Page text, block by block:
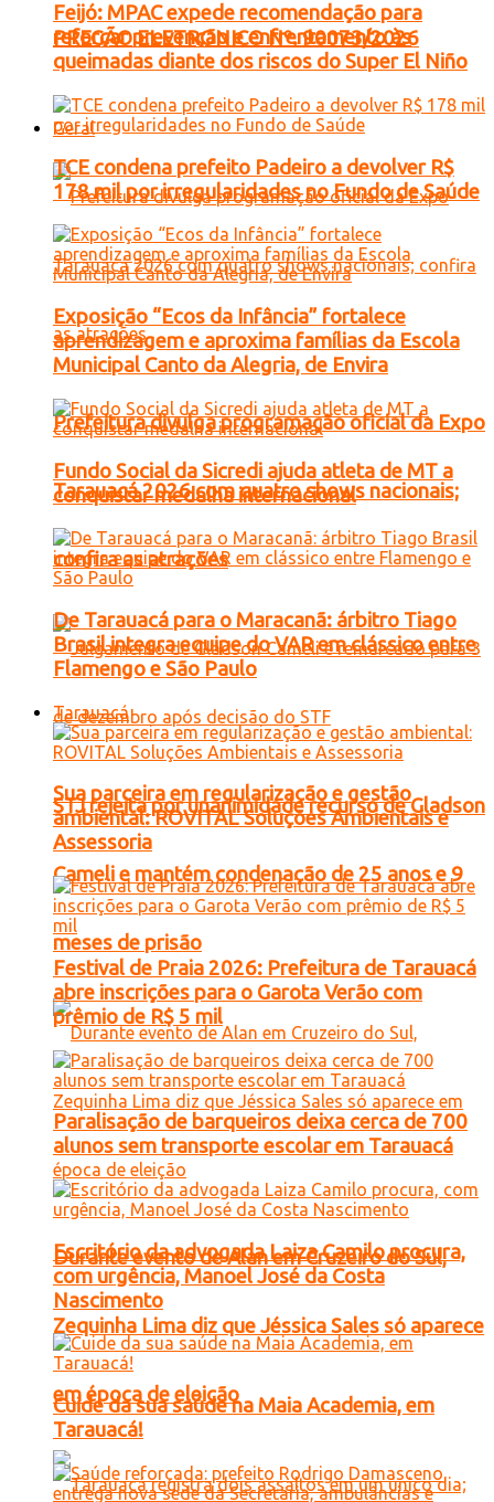
PREGÃO ELETRONICO Nº. 90073/2026
Geral
Prefeitura divulga programação oficial da Expo
Tarauacá 2026 com quatro shows nacionais;
confira as atrações
STJ rejeita por unanimidade recurso de Gladson
Cameli e mantém condenação de 25 anos e 9
meses de prisão
Durante evento de Alan em Cruzeiro do Sul,
Zequinha Lima diz que Jéssica Sales só aparece
em época de eleição
Feijó: MPAC expede recomendação para
reforçar prevenção e enfrentamento às
queimadas diante dos riscos do Super El Niño
TCE condena prefeito Padeiro a devolver R$
178 mil por irregularidades no Fundo de Saúde
Exposição “Ecos da Infância” fortalece
aprendizagem e aproxima famílias da Escola
Municipal Canto da Alegria, de Envira
Fundo Social da Sicredi ajuda atleta de MT a
conquistar medalha internacional
De Tarauacá para o Maracanã: árbitro Tiago
Brasil integra equipe do VAR em clássico entre
Flamengo e São Paulo
Tarauacá
Sua parceira em regularização e gestão
ambiental: ROVITAL Soluções Ambientais e
Assessoria
Festival de Praia 2026: Prefeitura de Tarauacá
abre inscrições para o Garota Verão com
prêmio de R$ 5 mil
Paralisação de barqueiros deixa cerca de 700
alunos sem transporte escolar em Tarauacá
Escritório da advogada Laiza Camilo procura,
com urgência, Manoel José da Costa
Nascimento
Cuide da sua saúde na Maia Academia, em
Tarauacá!